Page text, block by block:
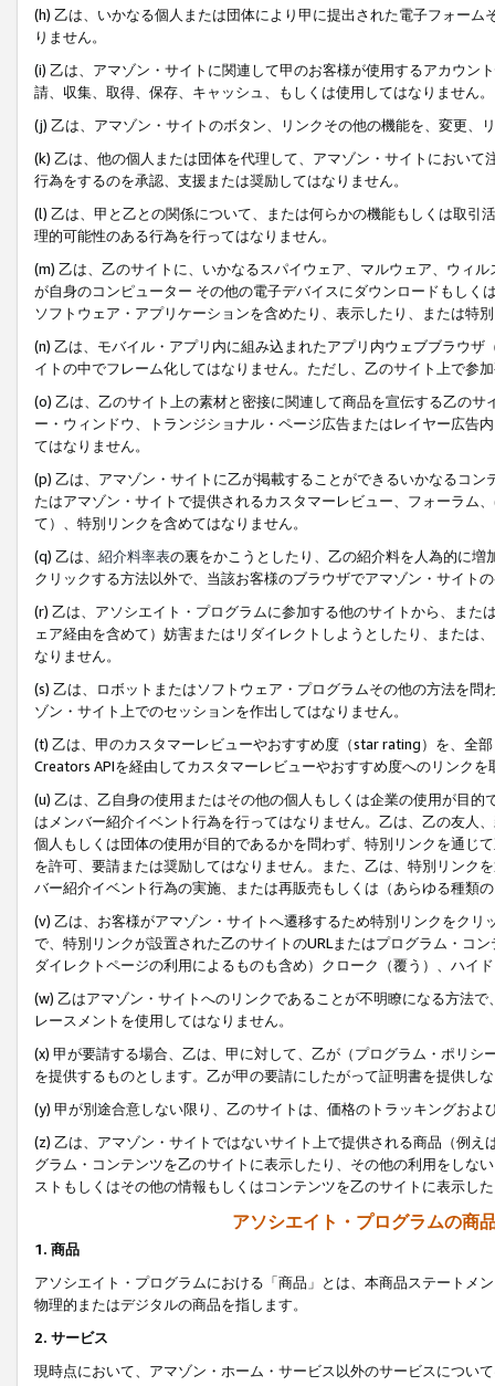
(h) 乙は、いかなる個人または団体により甲に提出された電子フォー
りません。
(i) 乙は、アマゾン・サイトに関連して甲のお客様が使用するアカウン
請、収集、取得、保存、キャッシュ、もしくは使用してはなりません。
(j) 乙は、アマゾン・サイトのボタン、リンクその他の機能を、変更、
(k) 乙は、他の個人または団体を代理して、アマゾン・サイトにおい
行為をするのを承認、支援または奨励してはなりません。
(l) 乙は、甲と乙との関係について、または何らかの機能もしくは取
理的可能性のある行為を行ってはなりません。
(m) 乙は、乙のサイトに、いかなるスパイウェア、マルウェア、ウィ
が自身のコンピューター その他の電子デバイスにダウンロードもし
ソフトウェア・アプリケーションを含めたり、表示したり、または特
(n) 乙は、モバイル・アプリ内に組み込まれたアプリ内ウェブブラウ
イトの中でフレーム化してはなりません。ただし、乙のサイト上で参
(o) 乙は、乙のサイト上の素材と密接に関連して商品を宣伝する乙の
ー・ウィンドウ、トランジショナル・ページ広告またはレイヤー広告
てはなりません。
(p) 乙は、アマゾン・サイトに乙が掲載することができるいかなるコ
たはアマゾン・サイトで提供されるカスタマーレビュー、フォーラム
て）、特別リンクを含めてはなりません。
(q) 乙は、 紹介料率表の裏をかこうとしたり、乙の紹介料を人為的に
クリックする方法以外で、当該お客様のブラウザでアマゾン・サイト
(r) 乙は、アソシエイト・プログラムに参加する他のサイトから、ま
ェア経由を含めて）妨害またはリダイレクトしようとしたり、または
なりません。
(s) 乙は、ロボットまたはソフトウェア・プログラムその他の方法を
ゾン・サイト上でのセッションを作出してはなりません。
(t) 乙は、甲のカスタマーレビューやおすすめ度（star rating）を、全
Creators APIを経由してカスタマーレビューやおすすめ度へのリンクを
(u) 乙は、乙自身の使用またはその他の個人もしくは企業の使用が目
はメンバー紹介イベント行為を行ってはなりません。乙は、乙の友人
個人もしくは団体の使用が目的であるかを問わず、特別リンクを通じ
を許可、要請または奨励してはなりません。また、乙は、特別リンク
バー紹介イベント行為の実施、または再販売もしくは（あらゆる種類
(v) 乙は、お客様がアマゾン・サイトへ遷移するため特別リンクをク
で、特別リンクが設置された乙のサイトのURLまたはプログラム・コ
ダイレクトページの利用によるものも含め）クローク（覆う）、ハイ
(w) 乙はアマゾン・サイトへのリンクであることが不明瞭になる方法
レースメントを使用してはなりません。
(x) 甲が要請する場合、乙は、甲に対して、乙が（プログラム・ポリ
を提供するものとします。乙が甲の要請にしたがって証明書を提供し
(y) 甲が別途合意しない限り、乙のサイトは、価格のトラッキングお
(z) 乙は、アマゾン・サイトではないサイト上で提供される商品（例
グラム・コンテンツを乙のサイトに表示したり、その他の利用をしな
ストもしくはその他の情報もしくはコンテンツを乙のサイトに表示し
アソシエイト・プログラムの商
1. 商品
アソシエイト・プログラムにおける「商品」とは、本商品ステートメ
物理的またはデジタルの商品を指します。
2. サービス
現時点において、アマゾン・ホーム・サービス以外のサービスについ